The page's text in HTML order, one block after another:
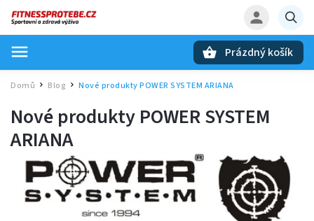
Prázdný košík
Domů / Blog / Nové produkty POWER SYSTEM ARIANA
Nové produkty POWER SYSTEM
ARIANA